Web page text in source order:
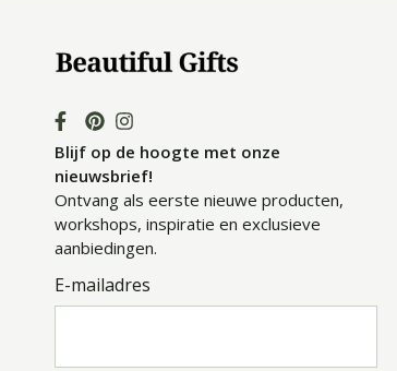
Blijf op de hoogte met onze
nieuwsbrief!
Ontvang als eerste nieuwe producten,
workshops, inspiratie en exclusieve
aanbiedingen.
E-mailadres